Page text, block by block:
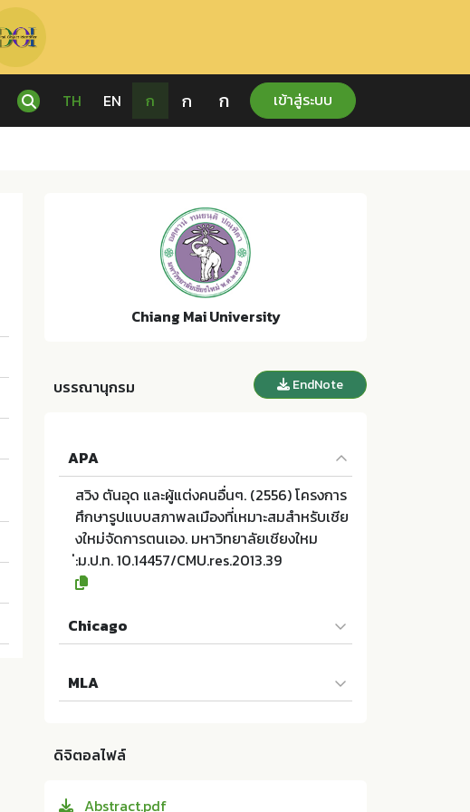
TH EN ก ก ก เข้าสู่ระบบ
Chiang Mai University
บรรณานุกรม EndNote
APA
สวิง ตันอุด และผู้แต่งคนอื่นๆ. (2556) โครงการ
ศึกษารูปแบบสภาพลเมืองที่เหมาะสมสำหรับเชีย
งใหม่จัดการตนเอง. มหาวิทยาลัยเชียงใหม
่:ม.ป.ท. 10.14457/CMU.res.2013.39
Chicago
กษารูปแบบสภาพลเมืองที่เหมาะสมสำหรับเชียงใ
หม่จัดการตนเอง. ม.ป.ท.:มหาวิทยาลัยเชียงใหม่;
MLA
การตนเอง. ม.ป.ท.:มหาวิทยาลัยเชียงใหม่, 2556.
ดิจิตอลไฟล์
Abstract.pdf